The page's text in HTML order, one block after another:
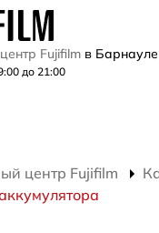
Fujifilm в Барнауле
до 21:00
центр Fujifilm